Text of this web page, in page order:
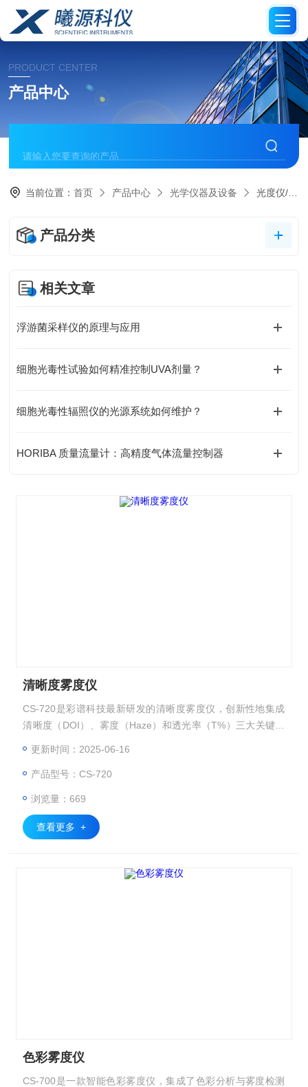
PRODUCT CENTER
产品中心
当前位置：首页 产品中心 光学仪器及设备 光度仪/雾度仪/光泽度仪
产品分类
相关文章
浮游菌采样仪的原理与应用
细胞光毒性试验如何精准控制UVA剂量？
细胞光毒性辐照仪的光源系统如何维护？
HORIBA 质量流量计：高精度气体流量控制器
清晰度雾度仪
CS-720是彩谱科技最新研发的清晰度雾度仪，创新性地集成
清晰度（DOI）、雾度（Haze）和透光率（T%）三大关键指
更新时间：2025-06-16
产品型号：CS-720
浏览量：669
查看更多 +
色彩雾度仪
CS-700是一款智能色彩雾度仪，集成了色彩分析与雾度检测